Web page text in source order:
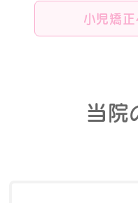
小児矯
当院